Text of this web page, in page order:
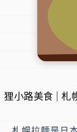
狸小路美食 | 札